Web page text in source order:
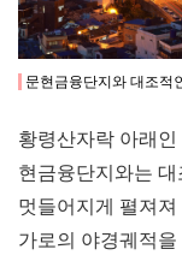
문현금융단지와 대조적
황령산자락 아래
현금융단지와는 대
멋들어지게 펼져
가로의 야경궤적